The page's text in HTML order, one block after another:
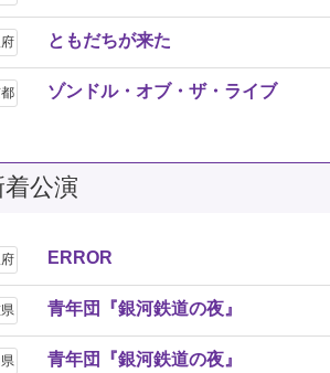
ともだちが来た
ゾンドル・オブ・ザ・ライブ
着公演
ERROR
青年団『銀河鉄道の夜』
青年団『銀河鉄道の夜』